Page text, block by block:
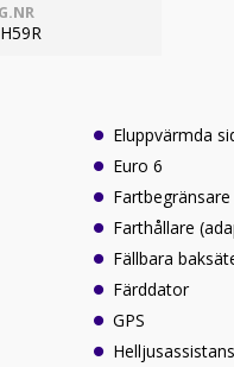
Eluppvärmda
Euro 6
Fartbegränsare
Farthållare
Fällbara
Färddator
GPS
Helljusassistans